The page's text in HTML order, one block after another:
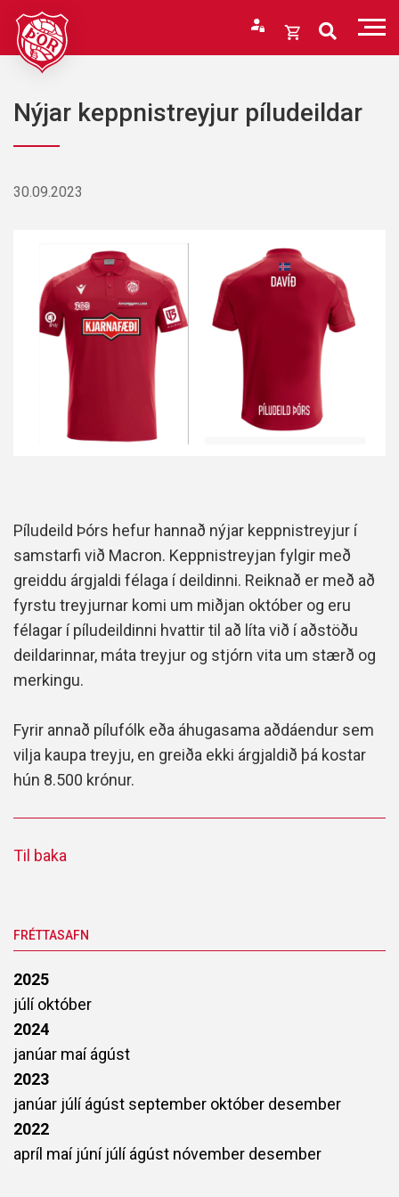
Fara
efni
Opna
Karfan þín
Loka
Nýjar keppnistreyjur píludeildar
30.09.2023
Píludeild Þórs hefur hannað nýjar keppnistreyjur í
samstarfi við Macron. Keppnistreyjan fylgir með
greiddu árgjaldi félaga í deildinni. Reiknað er með að
fyrstu treyjurnar komi um miðjan október og eru
félagar í píludeildinni hvattir til að líta við í aðstöðu
deildarinnar, máta treyjur og stjórn vita um stærð og
merkingu.
Fyrir annað pílufólk eða áhugasama aðdáendur sem
vilja kaupa treyju, en greiða ekki árgjaldið þá kostar
hún 8.500 krónur.
Til baka
FRÉTTASAFN
2025
júlíoktóber
2024
janúar maíágúst
2023
janúar júlíágúst september október desember
2022
apríl maí júní júlíágúst nóvember desember